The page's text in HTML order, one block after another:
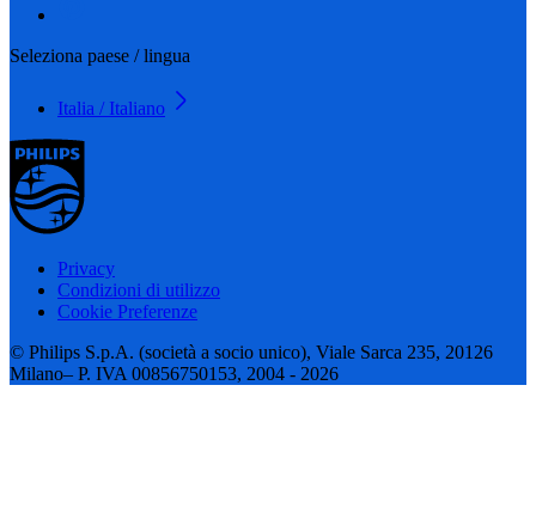
Seleziona paese / lingua
Italia / Italiano
Privacy
Condizioni di utilizzo
Cookie Preferenze
© Philips S.p.A. (società a socio unico), Viale Sarca 235, 20126
Milano– P. IVA 00856750153, 2004 - 2026